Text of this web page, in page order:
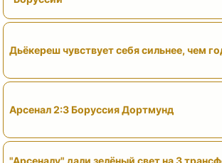
Дьёкереш чувствует себя сильнее, чем
Арсенал 2:3 Боруссия Дортмунд
"Арсеналу" дали зелёный свет на 3